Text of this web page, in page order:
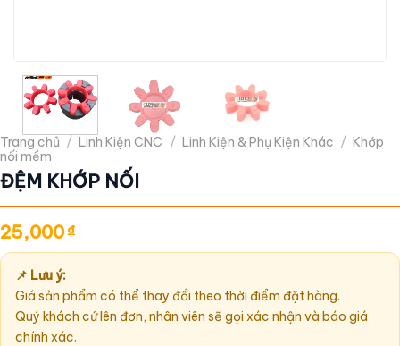
Trang chủ / Linh Kiện CNC / Linh Kiện & Phụ Kiện Khác / Khớp
nối mềm
ĐỆM KHỚP NỐI
25,000₫
📌 Lưu ý:
Giá sản phẩm có thể thay đổi theo thời điểm đặt hàng.
Quý khách cứ lên đơn, nhân viên sẽ gọi xác nhận và báo giá
chính xác.